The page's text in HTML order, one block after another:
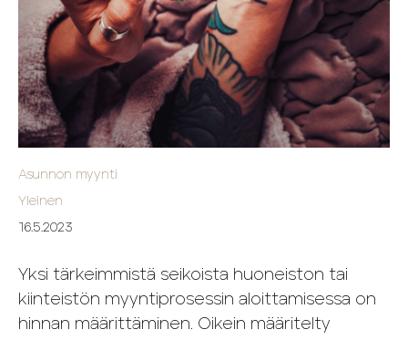
Asunnon myynti
Yleinen
16.5.2023
Yksi tärkeimmistä seikoista huoneiston tai
kiinteistön myyntiprosessin aloittamisessa on
hinnan määrittäminen. Oikein määritelty